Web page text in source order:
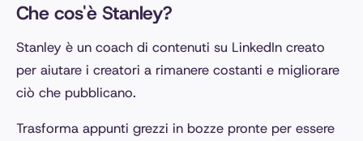
Che cos'è Stanley?
Stanley è un coach di contenuti su LinkedIn creato
per aiutare i creatori a rimanere costanti e migliorare
ciò che pubblicano.
Trasforma appunti grezzi in bozze pronte per essere